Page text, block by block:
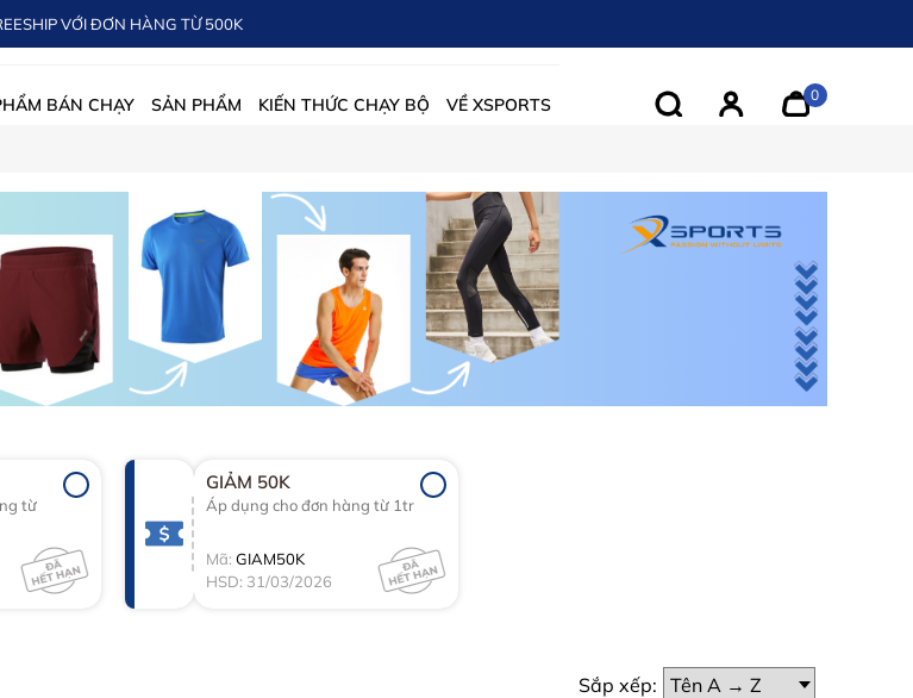
VỚI ĐƠN HÀNG TỪ 500K
BÁN CHẠY SẢN PHẨM KIẾN THỨC CHẠY BỘ VỀ XSPORTS 0
từ
GIẢM 50K
Áp dụng cho đơn hàng từ 1tr
Mã: GIAM50K
HSD: 31/03/2026
Sắp xếp: